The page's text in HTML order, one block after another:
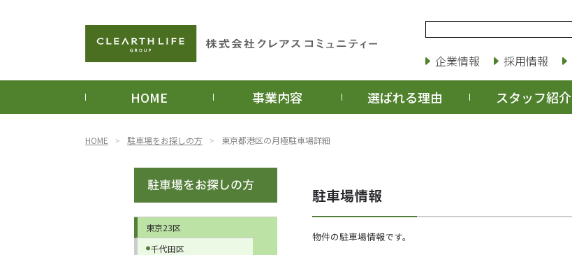
企業情報 採用情報
HOME 事業内容 選ばれる理由 スタッフ紹介
HOME 駐車場をお探しの方 東京都港区の月極駐車場詳細
物件の駐車場情報です。
東京23区
千代田区